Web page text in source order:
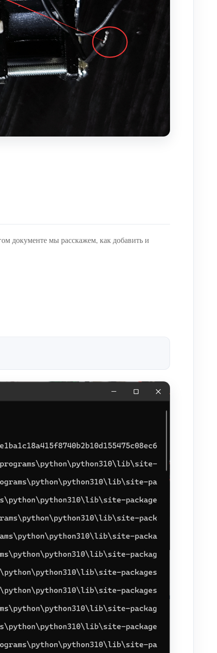
документе мы расскажем, как добавить и